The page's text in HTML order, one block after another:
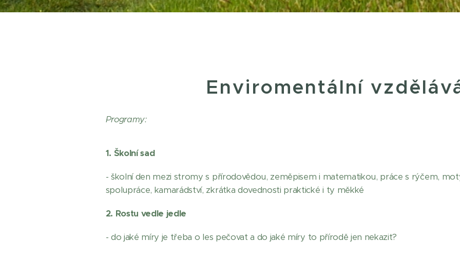
Enviromentální
Programy:
1. Školní sad
- školní den mezi stromy s přírodovědou, zeměpisem i matematikou, práce s rýčem,
spolupráce, kamarádství, zkrátka dovednosti praktické i ty měkké
2. Rostu vedle jedle
- do jaké míry je třeba o les pečovat a do jaké míry to přírodě jen nekazit?